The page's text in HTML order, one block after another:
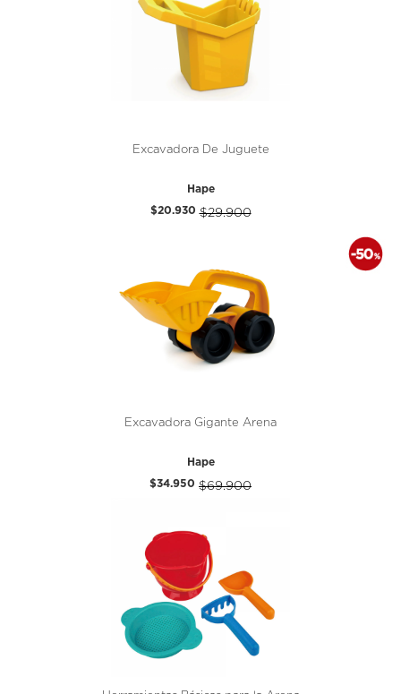
Excavadora De Juguete
Hape
$20.930 $29.900
Excavadora Gigante Arena
Hape
$34.950 $69.900